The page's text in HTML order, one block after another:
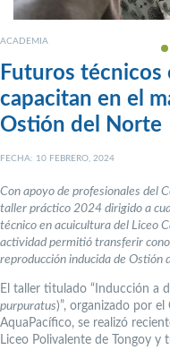
ACADEMIA
Futuros técnicos
capacitan en el
Ostión del Norte
FECHA: 10 FEBRERO, 2024
Con apoyo de profesionales del
taller práctico 2024 dirigido a
técnico en acuicultura del Liceo
actividad permitió transferir
reproducción inducida de Ostión
El taller titulado “Inducción a
purpuratus)”, organizado por
AquaPacífico, se realizó
Liceo Polivalente de Tongoy